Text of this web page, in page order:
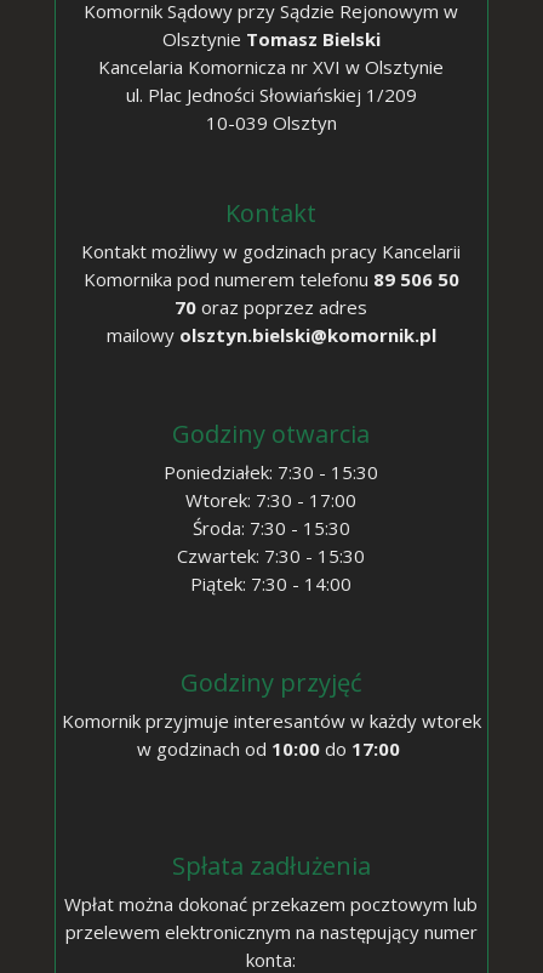
Komornik Sądowy przy Sądzie Rejonowym w
Olsztynie Tomasz Bielski
Kancelaria Komornicza nr XVI w Olsztynie
ul. Plac Jedności Słowiańskiej 1/209
10-039 Olsztyn
Kontakt
Kontakt możliwy w godzinach pracy Kancelarii
Komornika pod numerem telefonu 89 506 50
70 oraz poprzez adres
mailowy olsztyn.bielski@komornik.pl
Godziny otwarcia
Poniedziałek: 7:30 - 15:30
Wtorek: 7:30 - 17:00
Środa: 7:30 - 15:30
Czwartek: 7:30 - 15:30
Piątek: 7:30 - 14:00
Godziny przyjęć
Komornik przyjmuje interesantów w każdy wtorek
w godzinach od 10:00do 17:00
Spłata zadłużenia
Wpłat można dokonać przekazem pocztowym lub
przelewem elektronicznym na następujący numer
konta: